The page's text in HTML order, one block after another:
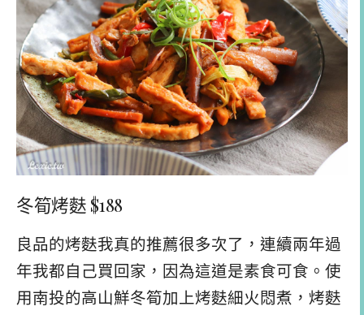
冬筍烤麩 $188
良品的烤麩我真的推薦很多次了，連續兩年過
年我都自己買回家，因為這道是素食可食。使
用南投的高山鮮冬筍加上烤麩細火悶煮，烤麩